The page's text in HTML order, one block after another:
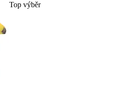
Top výběr